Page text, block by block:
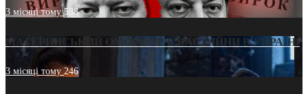
3 місяці тому538
МАТЕРИНСЬКИЙ ОМОРФОР В ЧАС ВІЙНИ В УКРАЇНІ
3 місяці тому246